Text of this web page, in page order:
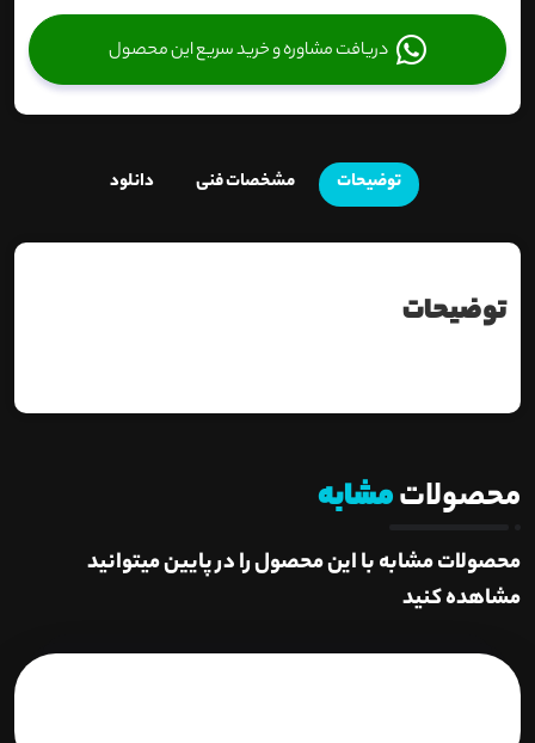
دریافت مشاوره و خرید سریع این محصول
توضیحات مشخصات فنی دانلود
توضیحات
محصولاتمشابه
محصولات مشابه با این محصول را در پایین میتوانید
مشاهده کنید